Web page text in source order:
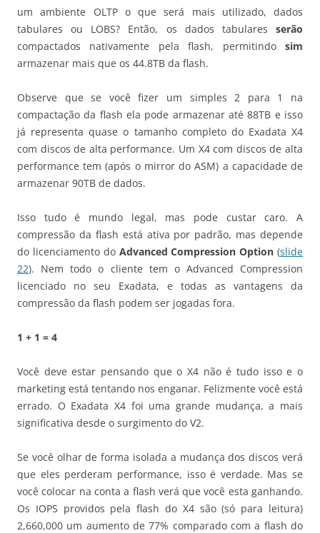
um ambiente OLTP o que será mais utilizado, dados
tabulares ou LOBS? Então, os dados tabulares serão
compactados nativamente pela flash, permitindo sim
armazenar mais que os 44.8TB da flash.
Observe que se você fizer um simples 2 para 1 na
compactação da flash ela pode armazenar até 88TB e isso
já representa quase o tamanho completo do Exadata X4
com discos de alta performance. Um X4 com discos de alta
performance tem (após o mirror do ASM) a capacidade de
armazenar 90TB de dados.
Isso tudo é mundo legal, mas pode custar caro. A
compressão da flash está ativa por padrão, mas depende
do licenciamento do Advanced Compression Option (slide
22). Nem todo o cliente tem o Advanced Compression
licenciado no seu Exadata, e todas as vantagens da
compressão da flash podem ser jogadas fora.
1 + 1 = 4
Você deve estar pensando que o X4 não é tudo isso e o
marketing está tentando nos enganar. Felizmente você está
errado. O Exadata X4 foi uma grande mudança, a mais
significativa desde o surgimento do V2.
Se você olhar de forma isolada a mudança dos discos verá
que eles perderam performance, isso é verdade. Mas se
você colocar na conta a flash verá que você esta ganhando.
Os IOPS providos pela flash do X4 são (só para leitura)
2,660,000 um aumento de 77% comparado com a flash do